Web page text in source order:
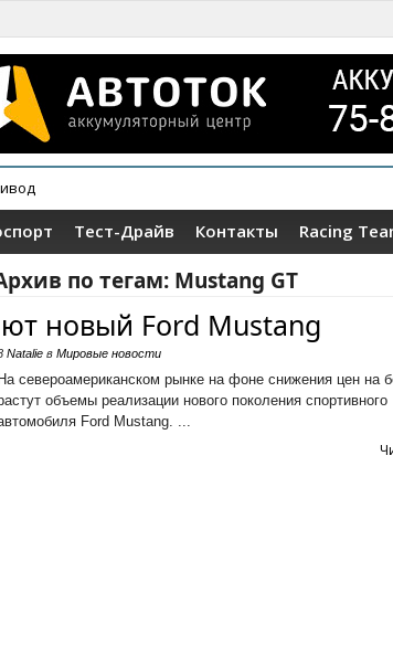
Тест-Драйв Контакты Racing
по тегам: Mustang GT
новый Ford Mustang
Natalie в Мировые новости
На североамериканском рынке на фоне снижения цен на
объемы реализации нового поколения спортивного
Ford Mustang. ...